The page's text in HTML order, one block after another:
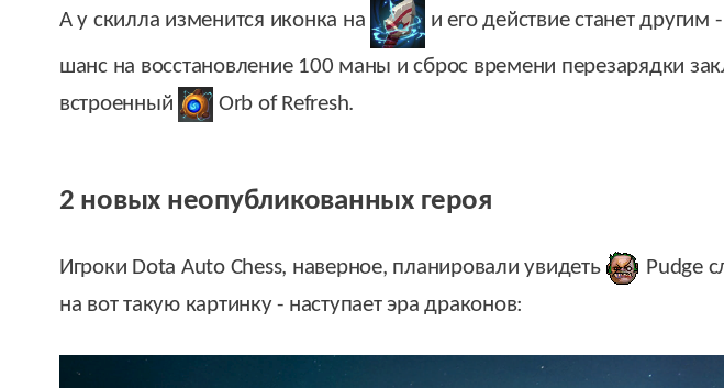
А у скилла изменится иконка на
и его действие станет
шанс на восстановление 100 маны и сброс времени перезарядки
встроенный
Orb of Refresh.
2 новых неопубликованных героя
Игроки Dota Auto Chess, наверное, планировали увидеть Pudge
на вот такую картинку - наступает эра драконов: